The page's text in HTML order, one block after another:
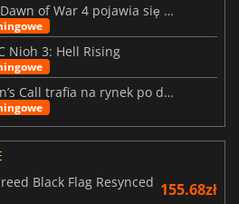
W Warhammer 40,000: Dawn of War 4 pojawia się frakcja Nekronów
Nioh 3: Hell Rising
Forsaken Realms: Vahrin’s Call trafia na rynek po dziesięciu latach prac
Black Flag Resynced 155.68zł